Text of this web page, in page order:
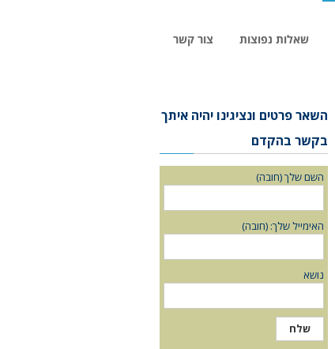
שאלות נפוצות צור קשר
השאר פרטים ונציגינו יהיה איתך
בקשר בהקדם
השם שלך (חובה)
האימייל שלך: (חובה)
נושא